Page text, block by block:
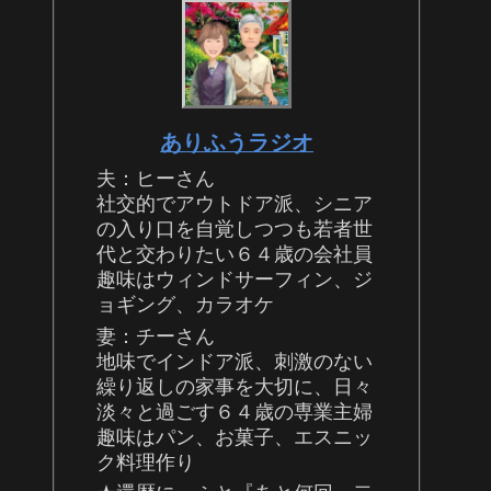
ありふうラジオ
夫：ヒーさん
社交的でアウトドア派、シニア
の入り口を自覚しつつも若者世
代と交わりたい６４歳の会社員
趣味はウィンドサーフィン、ジ
ョギング、カラオケ
妻：チーさん
地味でインドア派、刺激のない
繰り返しの家事を大切に、日々
淡々と過ごす６４歳の専業主婦
趣味はパン、お菓子、エスニッ
ク料理作り